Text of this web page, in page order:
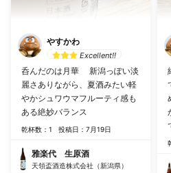
やすかわ
Excellent!!
呑んだのは月華 新潟っぽい淡
麗さありながら、夏酒みたい軽
やかシュワウマフルーティ感も
ある絶妙バランス
乾杯数：1 投稿日：7月19日
雅楽代 生原酒
天領盃酒造株式会社（新潟県）